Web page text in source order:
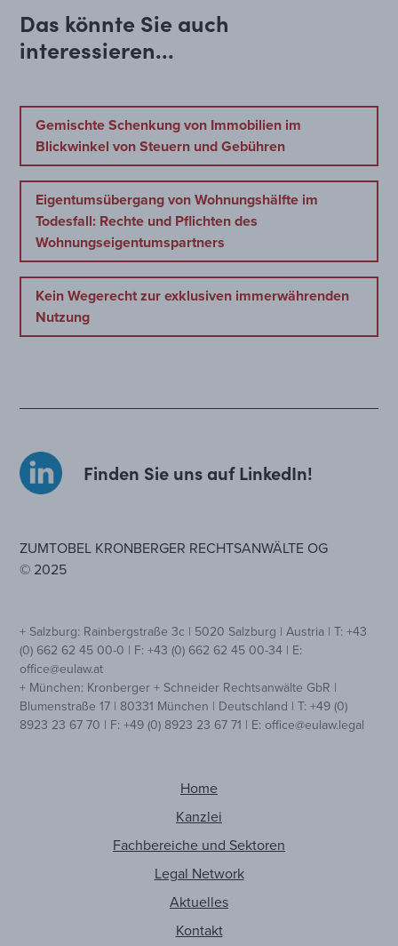
Das könnte Sie auch
interessieren...
Gemischte Schenkung von Immobilien im
Blickwinkel von Steuern und Gebühren
Eigentumsübergang von Wohnungshälfte im
Todesfall: Rechte und Pflichten des
Wohnungseigentumspartners
Kein Wegerecht zur exklusiven immerwährenden
Nutzung
Finden Sie uns auf LinkedIn!
ZUMTOBEL KRONBERGER RECHTSANWÄLTE OG
© 2025
+ Salzburg: Rainbergstraße 3c | 5020 Salzburg | Austria | T: +43
(0) 662 62 45 00-0 | F: +43 (0) 662 62 45 00-34 | E:
office@eulaw.at
+ München: Kronberger + Schneider Rechtsanwälte GbR |
Blumenstraße 17 | 80331 München | Deutschland | T: +49 (0)
8923 23 67 70 | F: +49 (0) 8923 23 67 71 | E: office@eulaw.legal
Home
Kanzlei
Fachbereiche und Sektoren
Legal Network
Aktuelles
Kontakt